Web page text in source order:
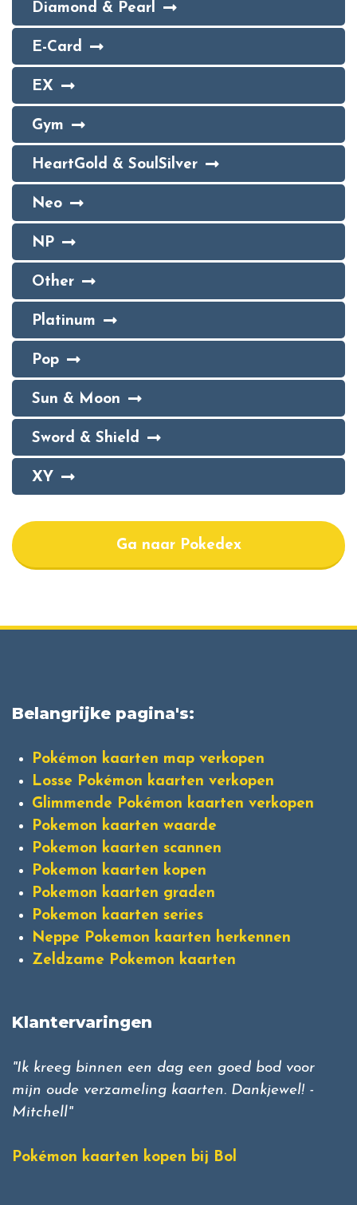
Diamond & Pearl
E-Card
EX
Gym
HeartGold & SoulSilver
Neo
NP
Other
Platinum
Pop
Sun & Moon
Sword & Shield
XY
Ga naar Pokedex
Belangrijke pagina's:
Pokémon kaarten map verkopen
Losse Pokémon kaarten verkopen
Glimmende Pokémon kaarten verkopen
Pokemon kaarten waarde
Pokemon kaarten scannen
Pokemon kaarten kopen
Pokemon kaarten graden
Pokemon kaarten series
Neppe Pokemon kaarten herkennen
Zeldzame Pokemon kaarten
Klantervaringen
"Ik kreeg binnen een dag een goed bod voor
mijn oude verzameling kaarten. Dankjewel! -
Mitchell"
Pokémon kaarten kopen bij Bol